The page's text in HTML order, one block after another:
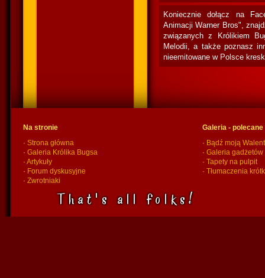
Koniecznie dołącz na
Animacji Warner Bros",
związanych z Królikiem
Melodii, a także poznasz
nieemitowane w Polsce
Na stronie
· Strona główna
· Galeria Królika Bugsa
· Artykuły
· Forum dyskusyjne
· Zwrotniaki
Galeria -
· Bądź moją
·Galeria
·Tapety na pulpit
·Tłumaczenia